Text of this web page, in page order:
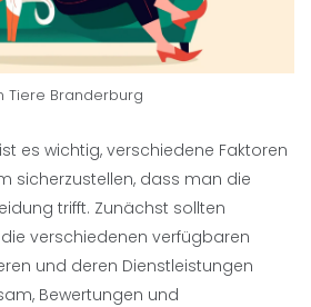
Tiere Branderburg
es wichtig, verschiedene Faktoren
sicherzustellen, dass man die
trifft. Zunächst sollten
verschiedenen verfügbaren
und deren Dienstleistungen
Bewertungen und